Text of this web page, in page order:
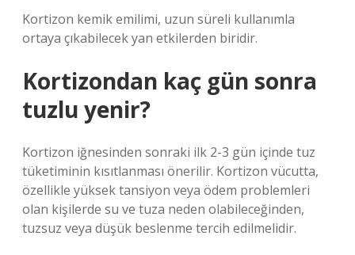
Kortizon kemik emilimi, uzun süreli kullanımla
ortaya çıkabilecek yan etkilerden biridir.
Kortizondan kaç gün sonra
tuzlu yenir?
Kortizon iğnesinden sonraki ilk 2-3 gün içinde tuz
tüketiminin kısıtlanması önerilir. Kortizon vücutta,
özellikle yüksek tansiyon veya ödem problemleri
olan kişilerde su ve tuza neden olabileceğinden,
tuzsuz veya düşük beslenme tercih edilmelidir.